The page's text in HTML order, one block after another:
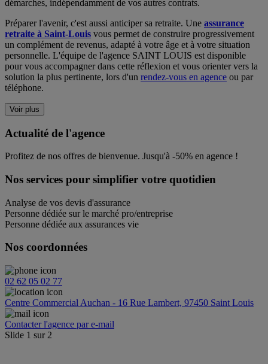
démarches, indépendamment de vos autres contrats.
Préparer l'avenir, c'est aussi anticiper sa retraite. Une assurance
retraite à Saint-Louis vous permet de construire progressivement
un complément de revenus, adapté à votre âge et à votre situation
personnelle. L'équipe de l'agence SAINT LOUIS est disponible
pour vous accompagner dans cette réflexion et vous orienter vers la
solution la plus pertinente, lors d'un rendez-vous en agence ou par
téléphone.
Voir plus
Actualité de l'agence
Profitez de nos offres de bienvenue. Jusqu'à -50% en agence !
Nos services pour simplifier votre quotidien
Analyse de vos devis d'assurance
Personne dédiée sur le marché pro/entreprise
Personne dédiée aux assurances vie
Nos coordonnées
02 62 05 02 77
Centre Commercial Auchan - 16 Rue Lambert, 97450 Saint Louis
Contacter l'agence par e-mail
Slide 1 sur 2